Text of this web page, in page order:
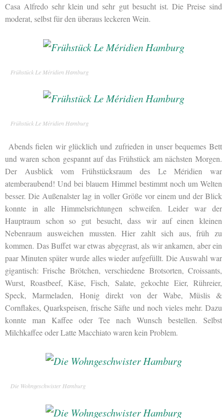
Casa Alfredo sehr klein und sehr gut besucht ist. Die Preise sind
moderat, selbst für den überaus leckeren Wein.
Frühstück Le Méridien Hamburg
Frühstück Le Méridien Hamburg
Abends fielen wir glücklich und zufrieden in unser bequemes Bett
und waren schon gespannt auf das Frühstück am nächsten Morgen.
Der Ausblick vom Frühstücksraum des Le Méridien war
atemberaubend! Und bei blauem Himmel bestimmt noch um Welten
besser. Die Außenalster lag in voller Größe vor einem und der Blick
konnte in alle Himmelsrichtungen schweifen. Leider war der
Hauptraum schon so gut besucht, dass wir auf einen kleinen
Nebenraum ausweichen mussten. Hier zahlt sich aus, früh zu
kommen. Das Buffet war etwas abgegrast, als wir ankamen, aber ein
paar Minuten später wurde alles wieder aufgefüllt. Die Auswahl war
gigantisch: Frische Brötchen, verschiedene Brotsorten, Croissants,
Wurst, Roastbeef, Käse, Fisch, Salate, gekochte Eier, Rühreier,
Speck, Marmeladen, Honig direkt von der Wabe, Müslis &
Cornflakes, Quarkspeisen, frische Säfte und noch vieles mehr. Dazu
konnte man Kaffee oder Tee nach Wunsch bestellen. Selbst
Milchkaffee oder Latte Macchiato waren kein Problem.
Die Wohngeschwister Hamburg